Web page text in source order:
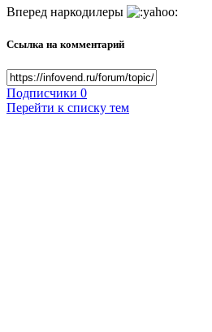
Вперед наркодилеры
Ссылка на комментарий
Подписчики 0
Перейти к списку тем